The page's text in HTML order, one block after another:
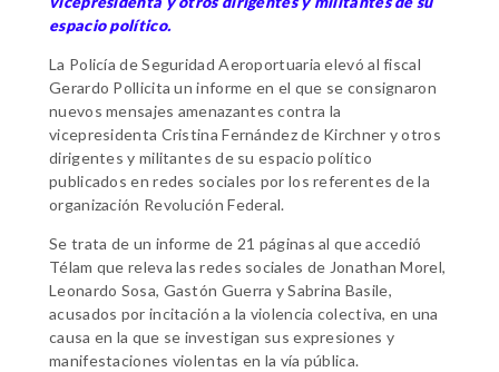
espacio político.
La Policía de Seguridad Aeroportuaria elevó al fiscal
Gerardo Pollicita un informe en el que se consignaron
nuevos mensajes amenazantes contra la
vicepresidenta Cristina Fernández de Kirchner y otros
dirigentes y militantes de su espacio político
publicados en redes sociales por los referentes de la
organización Revolución Federal.
Se trata de un informe de 21 páginas al que accedió
Télam que releva las redes sociales de Jonathan Morel,
Leonardo Sosa, Gastón Guerra y Sabrina Basile,
acusados por incitación a la violencia colectiva, en una
causa en la que se investigan sus expresiones y
manifestaciones violentas en la vía pública.